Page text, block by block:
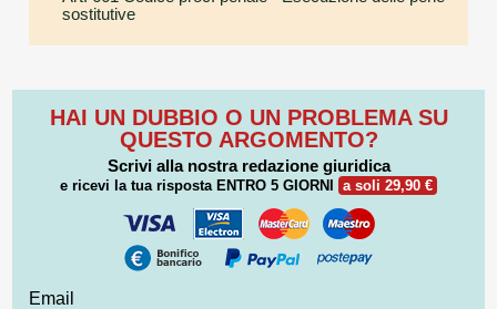
sostitutive
HAI UN DUBBIO O UN PROBLEMA SU
QUESTO ARGOMENTO?
Scrivi alla nostra redazione giuridica
e ricevi la tua risposta ENTRO 5 GIORNI a soli 29,90 €
Email